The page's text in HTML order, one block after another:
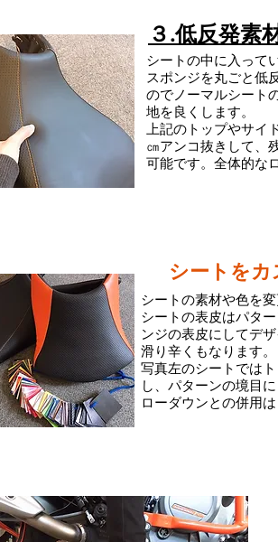
３.低反発素
シートの中に入って
スポンジを丸ごと低
のでノーマルシート
地を良くします。
上記のトップやサイ
㎝アンコ抜きして、
可能です。全体的な
シートを
シートの素材や色を
シートの表皮はパタ
ンジの表皮にしてデ
滑り辛くもなります。
写真左のシートでは
し、パターンの境目
ローダウンとの併用